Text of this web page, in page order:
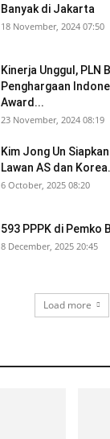
Banyak di Jakarta
18 November, 2024 07:50
Kinerja Unggul, PLN
Penghargaan
Award...
23 November, 2024 08:19
Kim Jong Un
Lawan AS dan
6 October, 2025 08:20
593 PPPK di Pemko
8 December, 2025 20:45
Load more